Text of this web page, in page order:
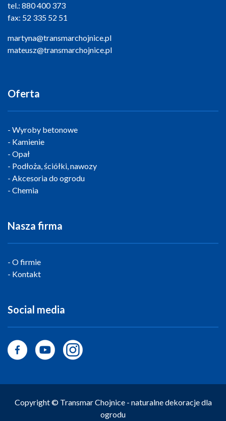
tel.: 880 400 373
fax: 52 335 52 51
martyna@transmarchojnice.pl
mateusz@transmarchojnice.pl
Oferta
Wyroby betonowe
Kamienie
Opał
Podłoża, ściółki, nawozy
Akcesoria do ogrodu
Chemia
Nasza firma
O firmie
Kontakt
Social media
Copyright © Transmar Chojnice - naturalne dekoracje dla
ogrodu